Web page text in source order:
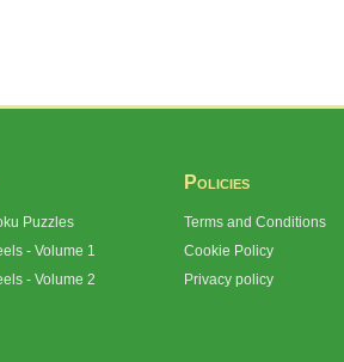
Puzzles
- Volume 1
- Volume 2
Policies
Terms and Conditions
Cookie Policy
Privacy policy